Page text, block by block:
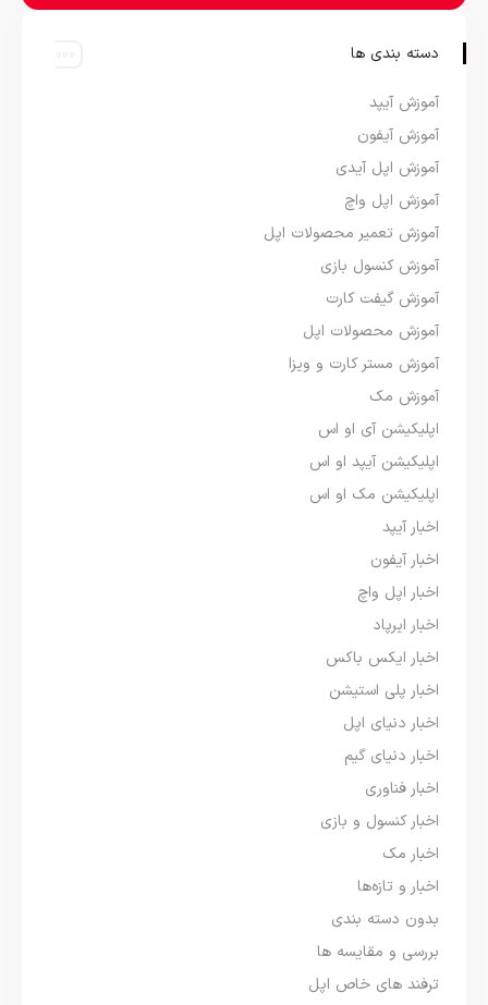
دسته بندی ها
آموزش آیپد
آموزش آیفون
آموزش اپل آیدی
آموزش اپل واچ
آموزش تعمیر محصولات اپل
آموزش کنسول بازی
آموزش گیفت کارت
آموزش محصولات اپل
آموزش مستر کارت و ویزا
آموزش مک
اپلیکیشن آی او اس
اپلیکیشن آیپد او اس
اپلیکیشن مک او اس
اخبار آیپد
اخبار آیفون
اخبار اپل واچ
اخبار ایرپاد
اخبار ایکس باکس
اخبار پلی استیشن
اخبار دنیای اپل
اخبار دنیای گیم
اخبار فناوری
اخبار کنسول و بازی
اخبار مک
اخبار و تازه‌ها
بدون دسته بندی
بررسی و مقایسه ها
ترفند های خاص اپل